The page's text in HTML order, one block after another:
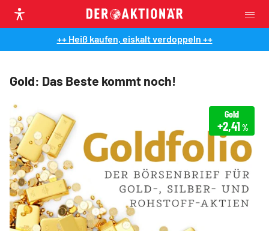
++ Heiß kaufen, eiskalt verdoppeln ++
Gold: Das Beste kommt noch!
Gold
+2,41%